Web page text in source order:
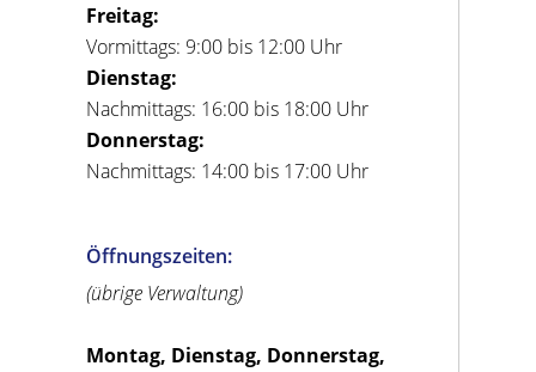
Freitag:
Vormittags: 9:00 bis 12:00 Uhr
Dienstag:
Nachmittags: 16:00 bis 18:00 Uhr
Donnerstag:
Nachmittags: 14:00 bis 17:00 Uhr
Öffnungszeiten:
(übrige Verwaltung)
Montag, Dienstag, Donnerstag,